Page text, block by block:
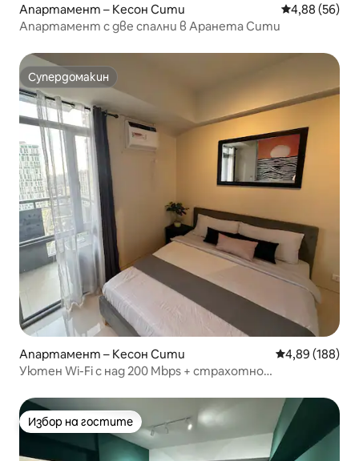
Апартамент – Кесон Сити Средна
4,88 (56)
Апартамент с две спални в Аранета Сити
Супердомакин
Супердомакин
Апартамент – Кесон Сити Средна
4,89 (188)
Уютен Wi-Fi с над 200 Mbps + страхотно
Избор на гостите
Избор на гостите